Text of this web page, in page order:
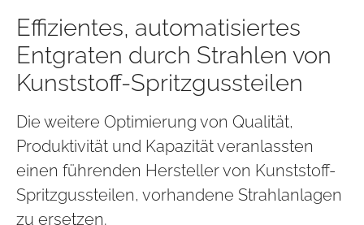
Effizientes, automatisiertes
Entgraten durch Strahlen von
Kunststoff-Spritzgussteilen
Die weitere Optimierung von Qualität,
Produktivität und Kapazität veranlassten
einen führenden Hersteller von Kunststoff-
Spritzgussteilen, vorhandene Strahlanlagen
zu ersetzen.